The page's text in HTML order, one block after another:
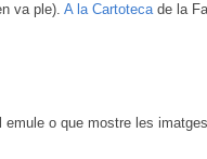
va ple). A la Cartotecade la
emule o que mostre les